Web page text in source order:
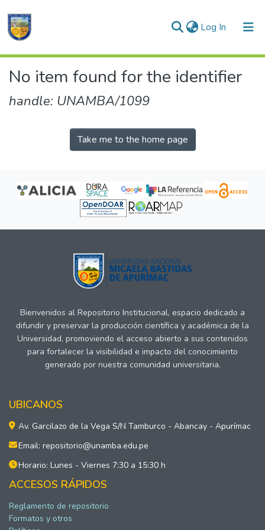
Log In (current)
Communities & Collections
No item found for the identifier
handle: UNAMBA/1099
Take me to the home page
Bienvenidos al Repositorio Institucional, espacio dedicado a
difundir y preservar la producción científica y académica de la
Universidad, promoviendo el acceso abierto a sus contenidos
para fortalecer la visibilidad e impacto del conocimiento
generado por nuestra comunidad universitaria.
UBICANOS
Av. Garcilazo de la Vega S/N Tamburco - Abancay - Apurímac
Email: repositorio@unamba.edu.pe
Horario: Lunes - Viernes 7:30 a 15:30 h
ACCESOS RÁPIDOS
Reglamento de repositorio
Formatos y otros